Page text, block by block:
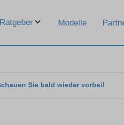
Ratgeber Modelle
Sie bald wieder vorbei!